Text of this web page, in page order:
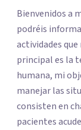
Bienvenidos a
podréis
actividades que
principal es la
humana, mi
manejar las
consisten en
pacientes